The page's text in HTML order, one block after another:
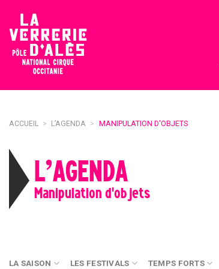
content
ACCUEIL > L’AGENDA > MANIPULATION D'OBJETS
L’AGENDA
Manipulation d'objets
LA SAISON LES FESTIVALS TEMPS FORTS